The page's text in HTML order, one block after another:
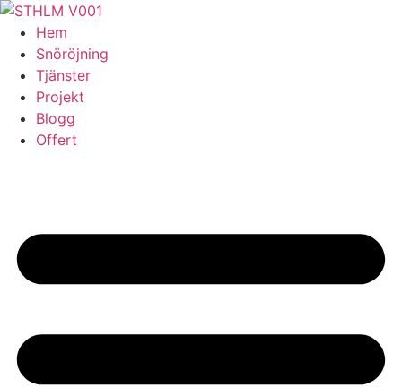
Skip
content
Hem
Snöröjning
Tjänster
Projekt
Blogg
Offert